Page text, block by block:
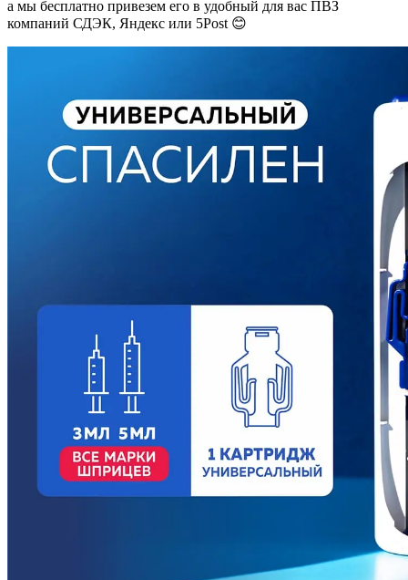
а мы бесплатно привезем его в удобный для вас ПВЗ
компаний СДЭК, Яндекс или 5Post 😊